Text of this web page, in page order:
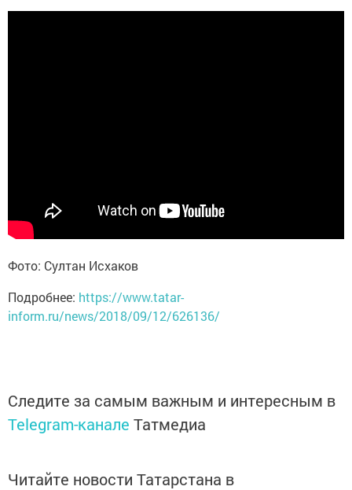
Фото: Султан Исхаков
Подробнее: https://www.tatar-
inform.ru/news/2018/09/12/626136/
Следите за самым важным и интересным в
Telegram-канале Татмедиа
Читайте новости Татарстана в